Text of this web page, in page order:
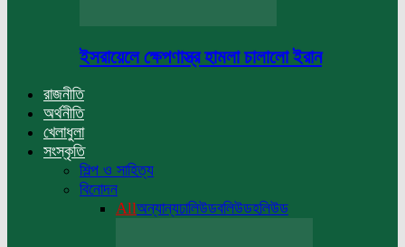
ইসরায়েলে ক্ষেপণাস্ত্র হামলা চালালো ইরান
রাজনীতি
অর্থনীতি
খেলাধুলা
সংস্কৃতি
শিল্প ও সাহিত্য
বিনোদন
Allঅন্যান্যঢালিউডবলিউডহলিউড